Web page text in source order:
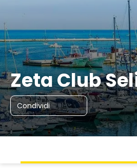
Zeta Club
Condividi